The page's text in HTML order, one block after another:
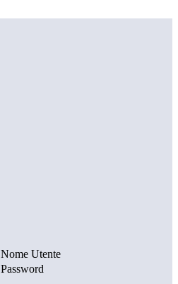
Nome Utente
Password